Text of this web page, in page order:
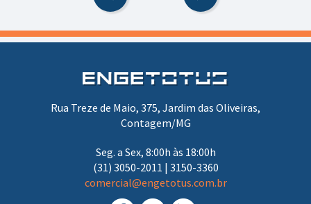
Rua Treze de Maio, 375, Jardim das Oliveiras,
Contagem/MG
Seg. a Sex, 8:00h às 18:00h
(31) 3050-2011 | 3150-3360
comercial@engetotus.com.br